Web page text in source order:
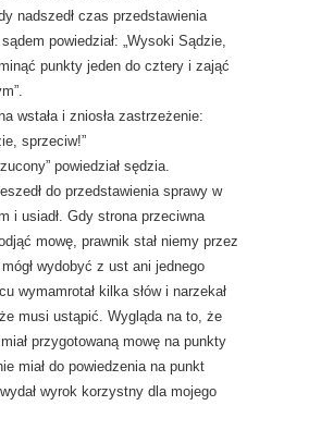
nadszedł czas przedstawienia
powiedział: „Wysoki Sądzie,
punkty jeden do cztery i zająć
wstała i zniosła zastrzeżenie:
sprzeciw!”
powiedział sędzia.
do przedstawienia sprawy w
i usiadł. Gdy strona przeciwna
mowę, prawnik stał niemy przez
wydobyć z ust ani jednego
wymamrotał kilka słów i narzekał
musi ustąpić. Wygląda na to, że
przygotowaną mowę na punkty
miał do powiedzenia na punkt
wyrok korzystny dla mojego